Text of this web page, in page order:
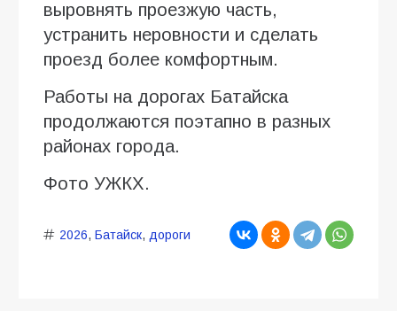
выровнять проезжую часть,
устранить неровности и сделать
проезд более комфортным.
Работы на дорогах Батайска
продолжаются поэтапно в разных
районах города.
Фото УЖКХ.
2026, Батайск, дороги